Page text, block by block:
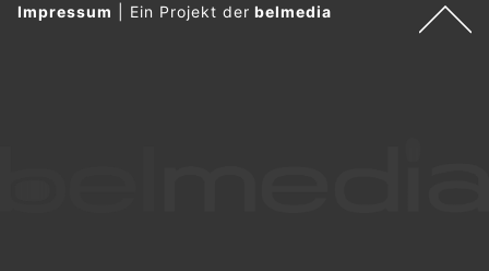
Impressum Ein Projekt derbelmedia